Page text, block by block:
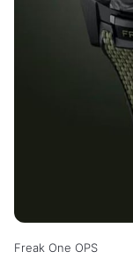
Freak One OPS